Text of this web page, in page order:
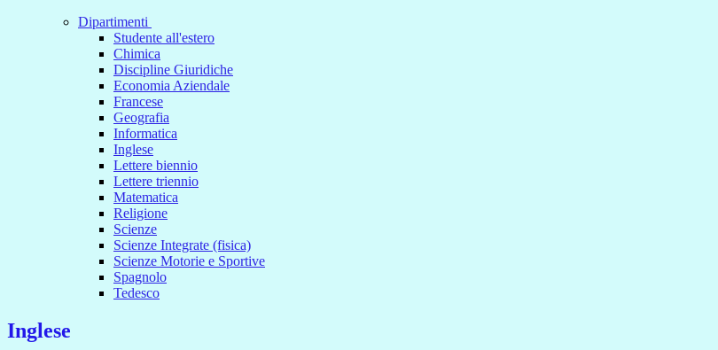
Dipartimenti
Studente all'estero
Chimica
Discipline Giuridiche
Economia Aziendale
Francese
Geografia
Informatica
Inglese
Lettere biennio
Lettere triennio
Matematica
Religione
Scienze
Scienze Integrate (fisica)
Scienze Motorie e Sportive
Spagnolo
Tedesco
Inglese